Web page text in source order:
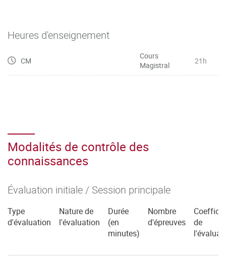
Heures d'enseignement
CM
Cours
Magistral
21h
Modalités de contrôle des
connaissances
Évaluation initiale / Session principale
Type
d'évaluation
Nature de
l'évaluation
Durée
(en
minutes)
Nombre
d'épreuves
de